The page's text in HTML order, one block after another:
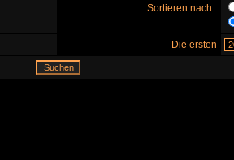
Sortieren nach:
Die ersten